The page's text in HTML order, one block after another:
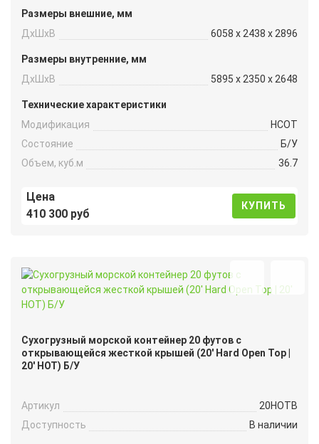
Размеры внешние, мм
ДxШxВ
6058 x 2438 x 2896
Размеры внутренние, мм
ДxШxВ
5895 x 2350 x 2648
Технические характеристики
Модификация
HCOT
Состояние
Б/У
Объем, куб.м
36.7
Цена
410 300 руб
КУПИТЬ
Сухогрузный морской контейнер 20 футов с
открывающейся жесткой крышей (20′ Hard Open Top |
20′ HOT) Б/У
Артикул
20HOTB
Доступность
В наличии